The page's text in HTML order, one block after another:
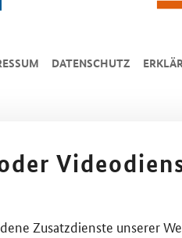
DA­TEN­SCHUTZ
Zusatzdienste unserer